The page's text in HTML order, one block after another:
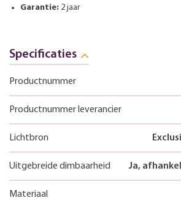
Garantie: 2 jaar
Specificaties
Productnummer
Productnummer leverancier
Lichtbron
Uitgebreide dimbaarheid Ja,
Materiaal